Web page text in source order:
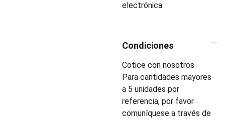
electrónica.
Condiciones
Cotice con nosotros
Para cantidades mayores
a 5 unidades por
referencia, por favor
comuníquese a través de